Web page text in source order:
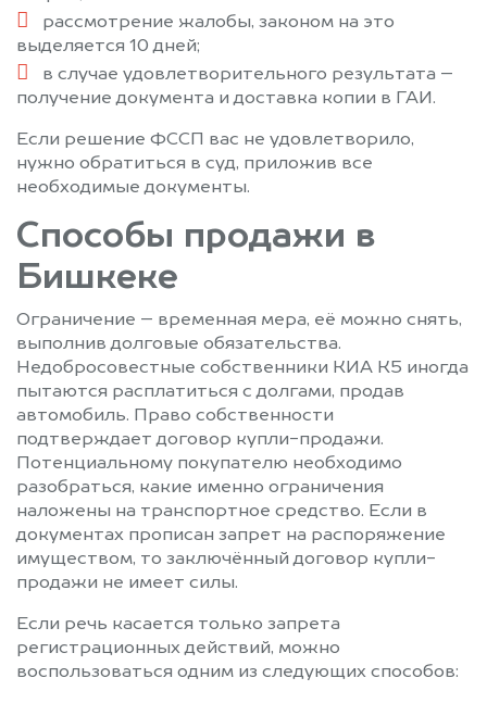
рассмотрение жалобы, законом на это
выделяется 10 дней;
в случае удовлетворительного результата –
получение документа и доставка копии в ГАИ.
Если решение ФССП вас не удовлетворило,
нужно обратиться в суд, приложив все
необходимые документы.
Способы продажи в
Бишкеке
Ограничение – временная мера, её можно снять,
выполнив долговые обязательства.
Недобросовестные собственники КИА К5 иногда
пытаются расплатиться с долгами, продав
автомобиль. Право собственности
подтверждает договор купли-продажи.
Потенциальному покупателю необходимо
разобраться, какие именно ограничения
наложены на транспортное средство. Если в
документах прописан запрет на распоряжение
имуществом, то заключённый договор купли-
продажи не имеет силы.
Если речь касается только запрета
регистрационных действий, можно
воспользоваться одним из следующих способов: